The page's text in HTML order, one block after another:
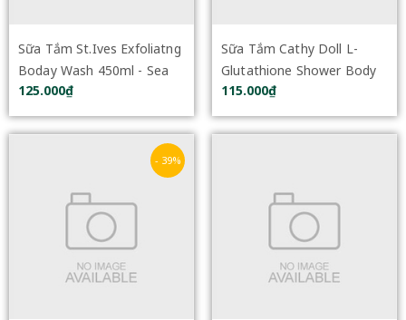
Sữa Tắm St.Ives Exfoliatng
Boday Wash 450ml - Sea
Salt & Pacific Kelp
125.000₫
Sữa Tắm Cathy Doll L-
Glutathione Shower Body
Scrub 400ml
115.000₫
- 39%